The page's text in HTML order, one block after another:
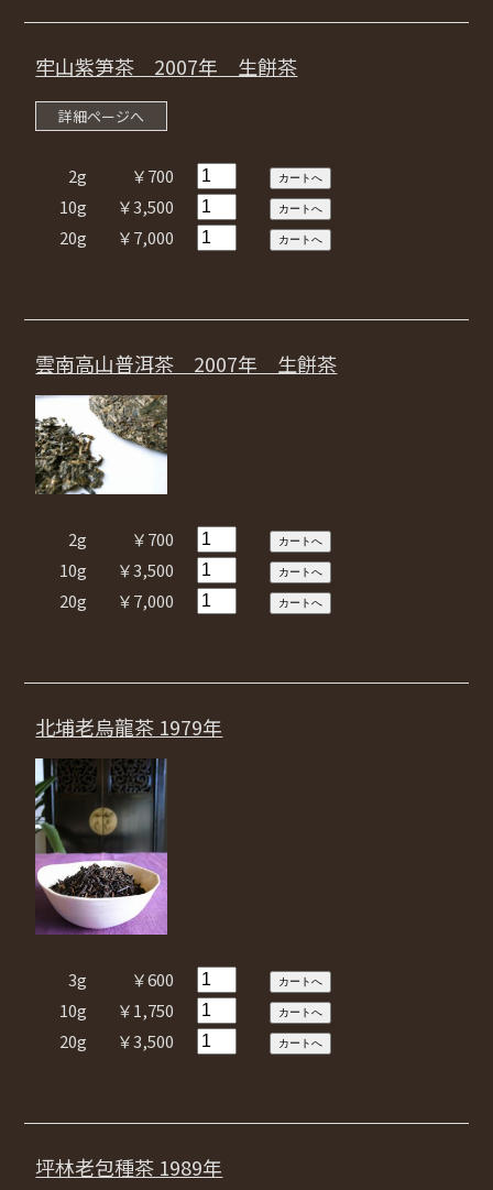
牢山紫笋茶 2007年 生餅茶
詳細ページへ
2g
￥700
10g
￥3,500
20g
￥7,000
雲南高山普洱茶 2007年 生餅茶
2g
￥700
10g
￥3,500
20g
￥7,000
北埔老烏龍茶 1979年
3g
￥600
10g
￥1,750
20g
￥3,500
坪林老包種茶 1989年